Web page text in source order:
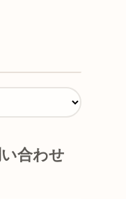
合わせ